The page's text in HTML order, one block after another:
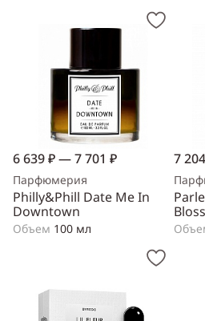
6 639 ₽ — 7 701 ₽
Парфюмерия
Philly&Phill Date Me In
Downtown
Объем 100 мл
7